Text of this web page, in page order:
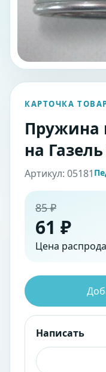
КАРТОЧКА
Пружина
на
Артикул: 05181
85 ₽
61 ₽
Цена
Написать